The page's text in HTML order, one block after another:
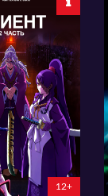
65
12+